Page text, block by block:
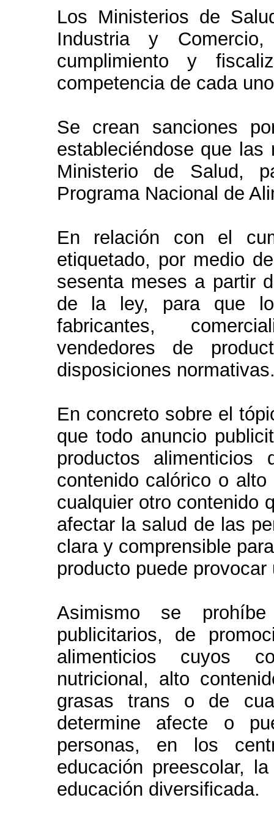
Los Ministerios de
Industria y
cumplimiento y
competencia de cada
Se crean sanciones
estableciéndose que
Ministerio de Salud,
Programa Nacional de
En relación con el
etiquetado, por medio
sesenta meses a partir
de la ley, para que
fabricantes,
vendedores de
disposiciones
En concreto sobre el
que todo anuncio
productos
contenido calórico o
cualquier otro contenido
afectar la salud de las
clara y comprensible
producto puede
Asimismo se
publicitarios, de
alimenticios cuyos
nutricional, alto
grasas trans o de
determine afecte o
personas, en los
educación preescolar,
educación diversificada.